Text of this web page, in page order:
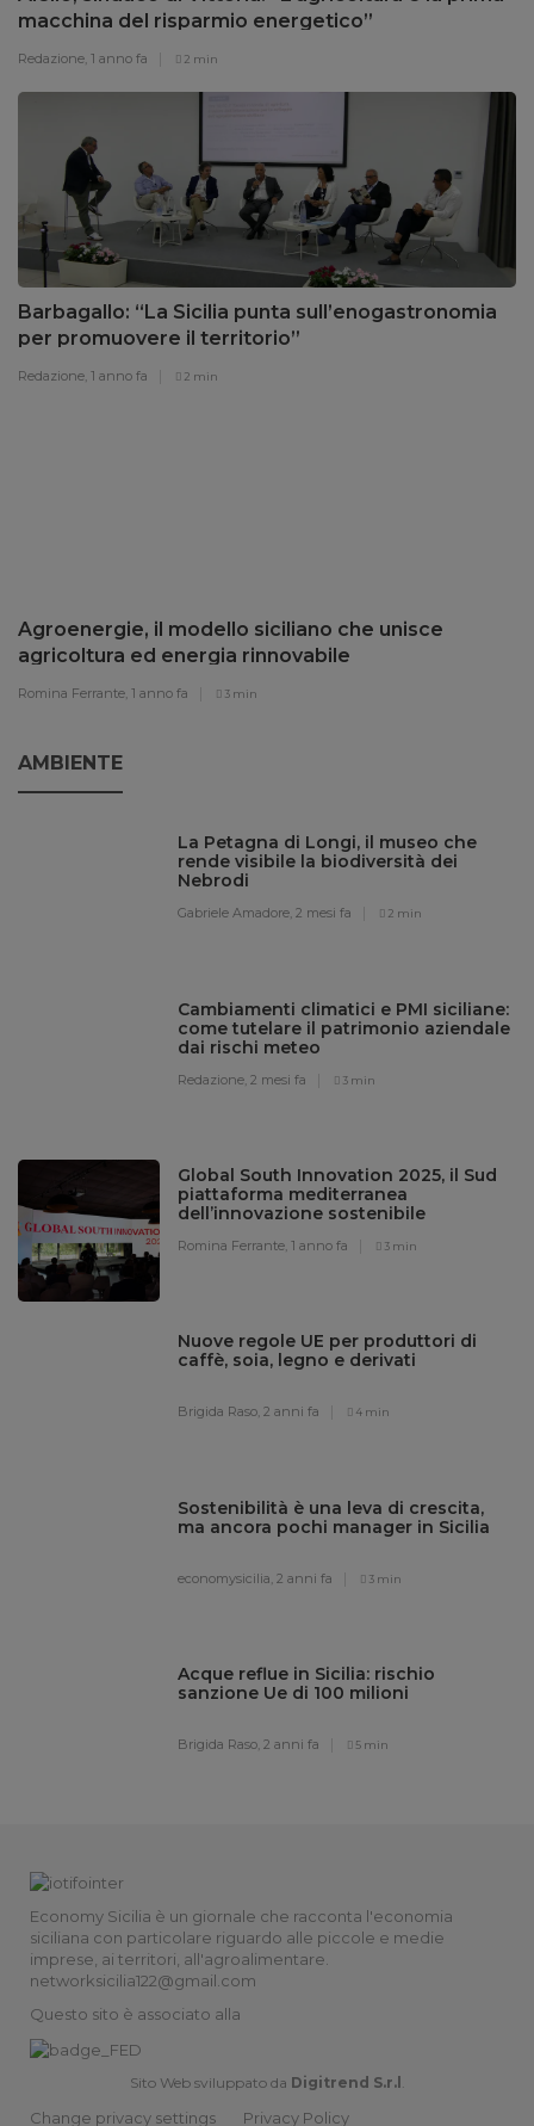
macchina del risparmio energetico”
Redazione, 1 anno fa 2 min
Barbagallo: “La Sicilia punta sull’enogastronomia
per promuovere il territorio”
Redazione, 1 anno fa 2 min
Agroenergie, il modello siciliano che unisce
agricoltura ed energia rinnovabile
Romina Ferrante, 1 anno fa 3 min
AMBIENTE
La Petagna di Longi, il museo che
rende visibile la biodiversità dei
Nebrodi
Gabriele Amadore,2 mesi fa 2 min
Cambiamenti climatici e PMI siciliane:
come tutelare il patrimonio aziendale
dai rischi meteo
Redazione,2 mesi fa 3 min
Global South Innovation 2025, il Sud
piattaforma mediterranea
dell’innovazione sostenibile
Romina Ferrante,1 anno fa 3 min
Nuove regole UE per produttori di
caffè, soia, legno e derivati
Brigida Raso,2 anni fa 4 min
Sostenibilità è una leva di crescita,
ma ancora pochi manager in Sicilia
economysicilia,2 anni fa 3 min
Acque reflue in Sicilia: rischio
sanzione Ue di 100 milioni
Brigida Raso,2 anni fa 5 min
Economy Sicilia è un giornale che racconta l'economia
siciliana con particolare riguardo alle piccole e medie
imprese, ai territori, all'agroalimentare.
networksicilia122@gmail.com
Questo sito è associato alla
Sito Web sviluppato da Digitrend S.r.l
Change privacy settings Privacy Policy